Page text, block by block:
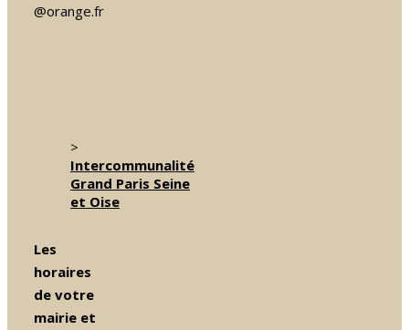
@orange.fr
>
Intercommunalité
Grand Paris Seine
et Oise
Les
horaires
de votre
mairie et